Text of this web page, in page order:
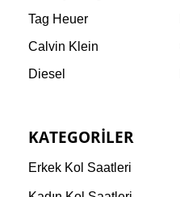
Tag Heuer
Calvin Klein
Diesel
KATEGORILER
Erkek Kol Saatleri